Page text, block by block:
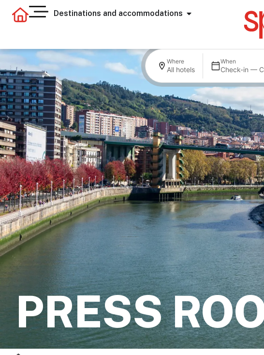
Destinations and accommodations
Where
All hotels
When
Check-in —
PRESS